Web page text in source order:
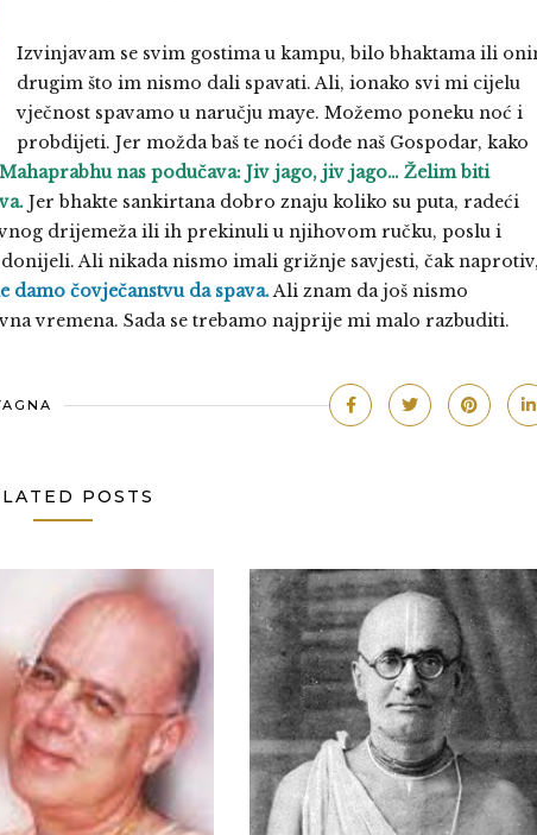
Izvinjavam se svim gostima u kampu, bilo bhaktama ili
drugim što im nismo dali spavati. Ali, ionako svi mi cijelu
vječnost spavamo u naručju maye. Možemo poneku noć i
probdijeti. Jer možda baš te noći dođe naš Gospodar, kako
nas podučava: Jiv jago, jiv jago… Želim biti
Jer bhakte sankirtana dobro znaju koliko su puta, radeći
drijemeža ili ih prekinuli u njihovom ručku, poslu i
Ali nikada nismo imali grižnje savjesti, čak
damo čovječanstvu da spava. Ali znam da još nismo
vremena. Sada se trebamo najprije mi malo razbuditi.
POSTS